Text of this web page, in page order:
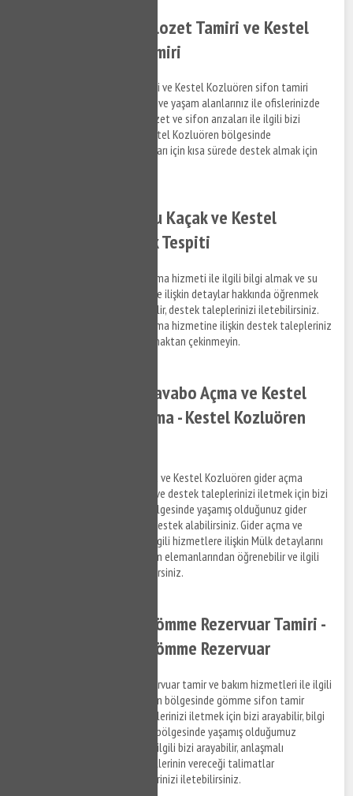
Kestel Kozluören Klozet Tamiri ve Kestel
Kozluören Sifon Tamiri
Kestel Kozluören klozet tamiri ve Kestel Kozluören sifon tamiri
hizmetlerine ilişkin bilgi almak ve yaşam alanlarınız ile ofislerinizde
meydana gelen su tesisat, klozet ve sifon arızaları ile ilgili bizi
arayabilir, bilgi alabilirsiniz. Kestel Kozluören bölgesinde
yaşayacağınız su tesisat arızaları için kısa sürede destek almak için
Kestel Kozluören Su Kaçak ve Kestel
Kozluören Su Kaçak Tespiti
Kestel Kozluören su kaçak bulma hizmeti ile ilgili bilgi almak ve su
kaçak tespit tamir hizmetlerine ilişkin detaylar hakkında öğrenmek
istediğiniz konuları bize sorabilir, destek taleplerinizi iletebilirsiniz.
Kestel Kozluören su kaçak bulma hizmetine ilişkin destek talepleriniz
hakkında bizimle bağlantı kurmaktan çekinmeyin.
Kestel Kozluören Lavabo Açma ve Kestel
Kozluören Gider Açma - Kestel Kozluören
Kestel Kozluören lavabo açma ve Kestel Kozluören gider açma
hizmetleri ile ilgili bilgi almak ve destek taleplerinizi iletmek için bizi
arayabilir, Kestel Kozluören bölgesinde yaşamış olduğunuz gider
tıkanıklık problemleri ile ilgili destek alabilirsiniz. Gider açma ve
tıkanıklık açma hizmetleri ve ilgili hizmetlere ilişkin Mülk detaylarını
anlaşmalı olduğumuz firmaların elemanlarından öğrenebilir ve ilgili
hizmetler hakkında bilgi alabilirsiniz.
Kestel Kozluören Gömme Rezervuar Tamiri -
Kestel Kozluören Gömme Rezervuar
Kestel Kozluören gömme rezervuar tamir ve bakım hizmetleri ile ilgili
bilgi almak ve Kestel Kozluören bölgesinde gömme sifon tamir
hizmeti hakkında destek taleplerinizi iletmek için bizi arayabilir, bilgi
alabilirsiniz. Kestel Kozluören bölgesinde yaşamış olduğumuz
gömme rezervuar sorunları ile ilgili bizi arayabilir, anlaşmalı
olduğumuz firmaların personellerinin vereceği talimatlar
doğrultusunda hizmet taleplerinizi iletebilirsiniz.